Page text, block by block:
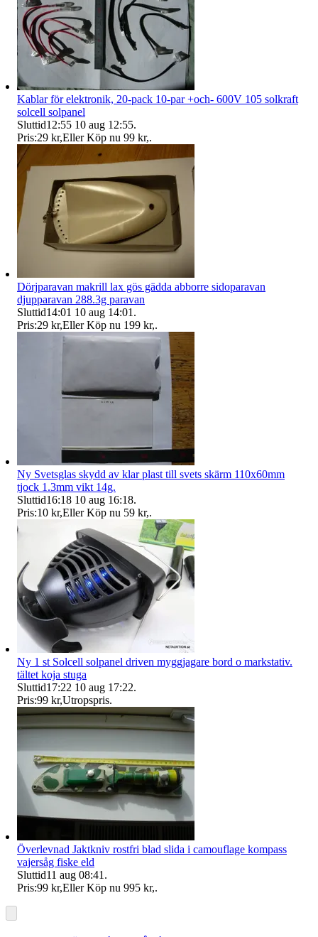
Kablar för elektronik, 20-pack 10-par +och- 600V 105 solkraft
solcell solpanel
Sluttid12:55 10 aug 12:55.
Pris:29 kr,Eller Köp nu 99 kr,.
Dörjparavan makrill lax gös gädda abborre sidoparavan
djupparavan 288.3g paravan
Sluttid14:01 10 aug 14:01 .
Pris:29 kr,Eller Köp nu 199 kr,.
Ny Svetsglas skydd av klar plast till svets skärm 110x60mm
tjock 1.3mm vikt 14g.
Sluttid16:18 10 aug 16:18.
Pris:10 kr,Eller Köp nu 59 kr,.
Ny 1 st Solcell solpanel driven myggjagare bord o markstativ.
tältet koja stuga
Sluttid17:22 10 aug 17:22.
Pris:99 kr,Utropspris.
Överlevnad Jaktkniv rostfri blad slida i camouflage kompass
vajersåg fiske eld
Sluttid11 aug 08:41 .
Pris:99 kr,Eller Köp nu 995 kr,.